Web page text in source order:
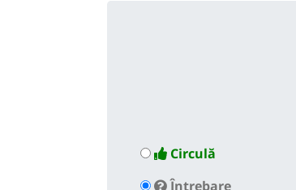
Circulă
Întrebare